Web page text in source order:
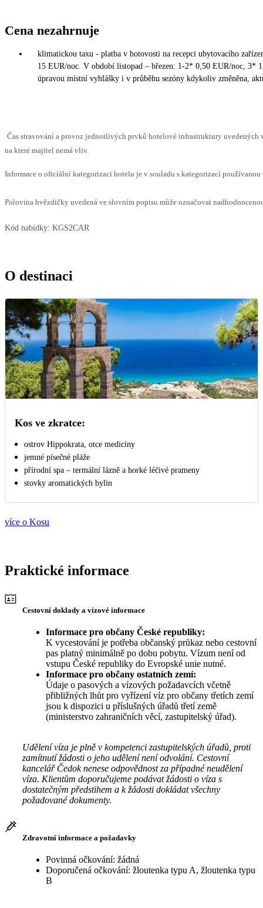
Cena nezahrnuje
klimatickou taxu - platba v hotovosti na recepci ubytovacího
15 EUR/noc. V období listopad – březen: 1-2* 0,50 EUR/noc, 3*
úpravou místní vyhlášky i v průběhu sezóny kdykoliv změněna,
Čas stravování a provoz jednotlivých prvků hotelové infrastruktury uvedených
na které majitel nemá vliv.
Informace o oficiální kategorizaci hotelu je v souladu s kategorizací
Polovina hvězdičky uvedená ve slovním popisu může označovat
Kód nabídky: KGS2CAR
O destinaci
Kos ve zkratce:
ostrov Hippokrata, otce medicíny
jemné písečné pláže
přírodní spa – termální lázně a horké léčivé prameny
stovky aromatických bylin
více o Kosu
Praktické informace
Cestovní doklady a vízové informace
Informace pro občany České republiky:
K vycestování je potřeba občanský průkaz nebo cestovní
pas platný minimálně po dobu pobytu. Vízum není od
vstupu České republiky do Evropské unie nutné.
Informace pro občany ostatních zemí:
Údaje o pasových a vízových požadavcích včetně
přibližných lhůt pro vyřízení víz pro občany třetích zemí
jsou k dispozici u příslušných úřadů třetí země
(ministerstvo zahraničních věcí, zastupitelský úřad).
Udělení víza je plně v kompetenci zastupitelských úřadů, proti
zamítnutí žádosti o jeho udělení není odvolání. Cestovní
kancelář Čedok nenese odpovědnost za případné neudělení
víza. Klientům doporučujeme podávat žádosti o víza s
dostatečným předstihem a k žádosti dokládat všechny
požadované dokumenty.
Zdravotní informace a požadavky
Povinná očkování: žádná
Doporučená očkování: žloutenka typu A, žloutenka typu
B